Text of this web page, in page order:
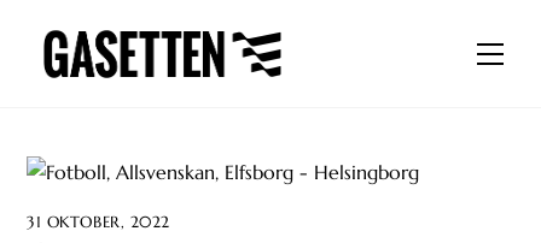
content
31 OKTOBER, 2022